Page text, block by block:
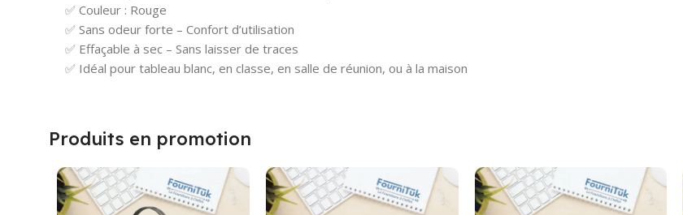
✅ Couleur : Rouge
✅ Sans odeur forte – Confort d’utilisation
✅ Effaçable à sec – Sans laisser de traces
✅ Idéal pour tableau blanc, en classe, en salle de réunion, ou à la maison
Produits en promotion